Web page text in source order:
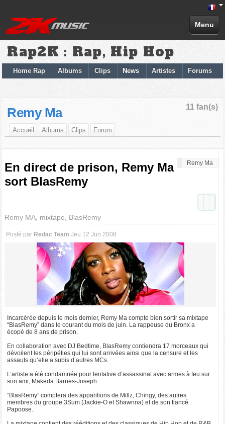
Menu
Rap2K : Rap, Hip Hop
Home Rap Albums Clips News Artistes Forums
11 fan(s)
Remy Ma
Accueil Albums Clips Forum
Remy Ma
En direct de prison, Remy Ma
sort BlasRemy
Remy MA, mixtape, BlasRemy
Posté par Redac Team Jeu 12 Jun 2008
Incarcérée depuis le mois dernier, Remy Ma compte bien sortir sa mixtape
“BlasRemy” dans le courant du mois de juin. La rappeuse du Bronx a
écopé de 8 ans de prison.
En collaboration avec DJ Bedtime, BlasRemy contiendra 17 morceaux qui
dévoilent les péripéties qui lui sont arrivées ainsi que la censure et les
assauts qu’elle a subis d’autres MCs.
L’artiste a été condamnée pour tentative d’assassinat avec armes à feu sur
son ami, Makeda Barnes-Joseph..
“BlasRemy” comptera des apparitions de Millz, Chingy, des autres
membres du groupe 3Sum (Jackie-O et Shawnna) et de son fiancé
Papoose.